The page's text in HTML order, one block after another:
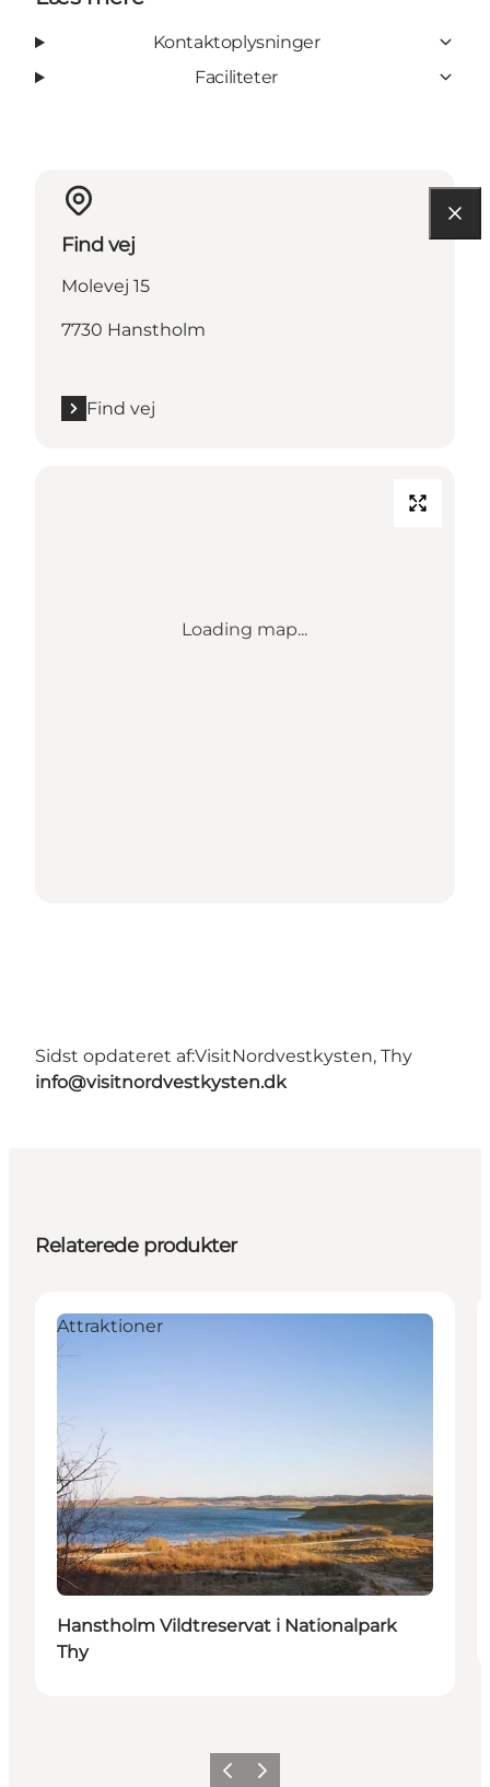
Kontaktoplysninger
Faciliteter
Find vej
Molevej 15
7730 Hanstholm
Find vej
Loading map...
Sidst opdateret af:VisitNordvestkysten, Thy
info@visitnordvestkysten.dk
Relaterede produkter
Attraktioner
Hanstholm Vildtreservat i Nationalpark
Thy
ForrigeNæste